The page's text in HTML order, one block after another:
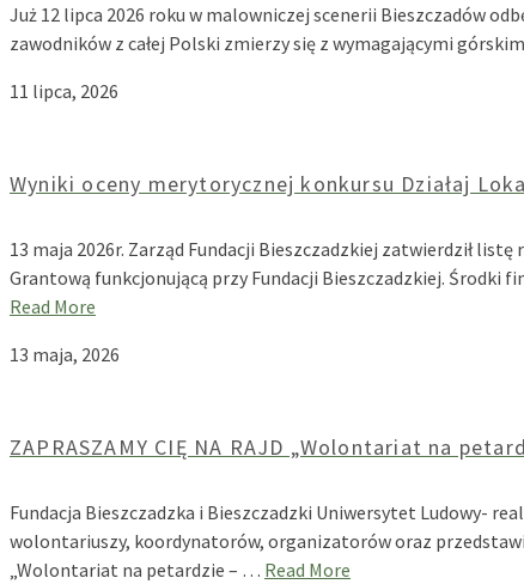
Już 12 lipca 2026 roku w malowniczej scenerii Bieszczadów
zawodników z całej Polski zmierzy się z wymagającymi
11 lipca, 2026
Wyniki oceny merytorycznej konkursu Działaj
13 maja 2026r. Zarząd Fundacji Bieszczadzkiej zatwierdził
Grantową funkcjonującą przy Fundacji Bieszczadzkiej. Środki
Read More
13 maja, 2026
ZAPRASZAMY CIĘ NA RAJD „Wolontariat na
Fundacja Bieszczadzka i Bieszczadzki Uniwersytet Ludowy-
wolontariuszy, koordynatorów, organizatorów oraz
„Wolontariat na petardzie – … Read More